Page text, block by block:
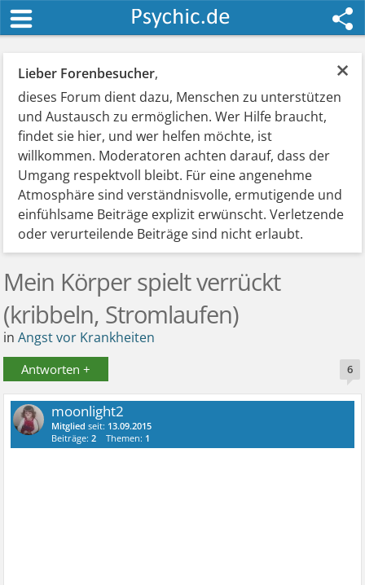
×
Lieber Forenbesucher,
dieses Forum dient dazu, Menschen zu unterstützen
und Austausch zu ermöglichen. Wer Hilfe braucht,
findet sie hier, und wer helfen möchte, ist
willkommen. Moderatoren achten darauf, dass der
Umgang respektvoll bleibt. Für eine angenehme
Atmosphäre sind verständnisvolle, ermutigende und
einfühlsame Beiträge explizit erwünscht. Verletzende
oder verurteilende Beiträge sind nicht erlaubt.
Mein Körper spielt verrückt
(kribbeln, Stromlaufen)
inAngst vor Krankheiten
Antworten + 6
moonlight2
Mitglied seit: 13.09.2015
Beiträge:2 Themen: 1